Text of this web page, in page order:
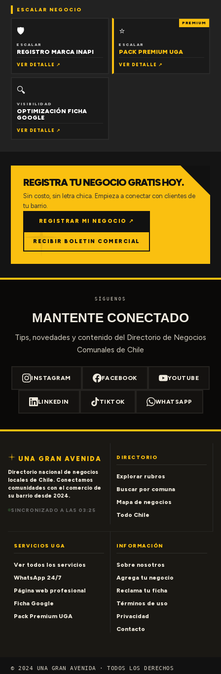
ESCALAR NEGOCIO
🛡
ESCALAR
REGISTRO MARCA INAPI
VER DETALLE ↗
PREMIUM
⭐
ESCALAR
PACK PREMIUM UGA
VER DETALLE ↗
🔍
VISIBILIDAD
OPTIMIZACIÓN FICHA
GOOGLE
VER DETALLE ↗
REGISTRA TU NEGOCIO GRATIS HOY.
Sin costo, sin letra chica. Empieza a conectar con clientes de
tu barrio.
REGISTRAR MI NEGOCIO ↗
RECIBIR BOLETIN COMERCIAL
SÍGUENOS
MANTENTE CONECTADO
Tips, novedades y contenido del Directorio de Negocios
Comunales de Chile
INSTAGRAM FACEBOOK YOUTUBE
LINKEDIN TIKTOK WHATSAPP
UNA GRAN AVENIDA
Directorio nacional de negocios
locales de Chile. Conectamos
comunidades con el comercio de
su barrio desde 2024.
SINCRONIZADO A LAS 03:25
DIRECTORIO
Explorar rubros
Buscar por comuna
Mapa de negocios
Todo Chile
SERVICIOS UGA
Ver todos los servicios
WhatsApp 24/7
Página web profesional
Ficha Google
Pack Premium UGA
INFORMACIÓN
Sobre nosotros
Agrega tu negocio
Reclama tu ficha
Términos de uso
Privacidad
Contacto
© 2024 UNA GRAN AVENIDA · TODOS LOS DERECHOS